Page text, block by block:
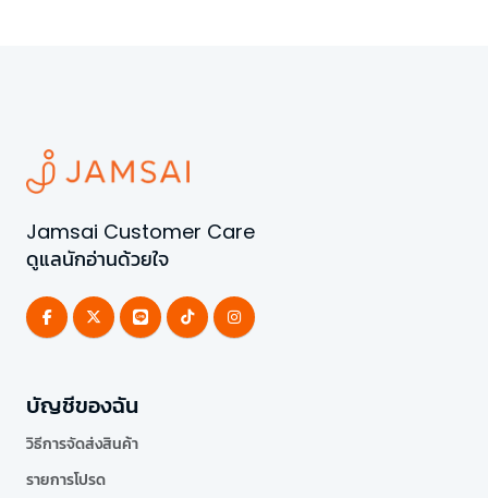
Jamsai Customer Care
ดูแลนักอ่านด้วยใจ
บัญชีของฉัน
วิธีการจัดส่งสินค้า
รายการโปรด